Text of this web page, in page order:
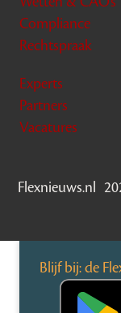
Compliance
Rechtspraak
Experts
Partners
Vacatures
Flexnieuws.nl
Blijf bij: de